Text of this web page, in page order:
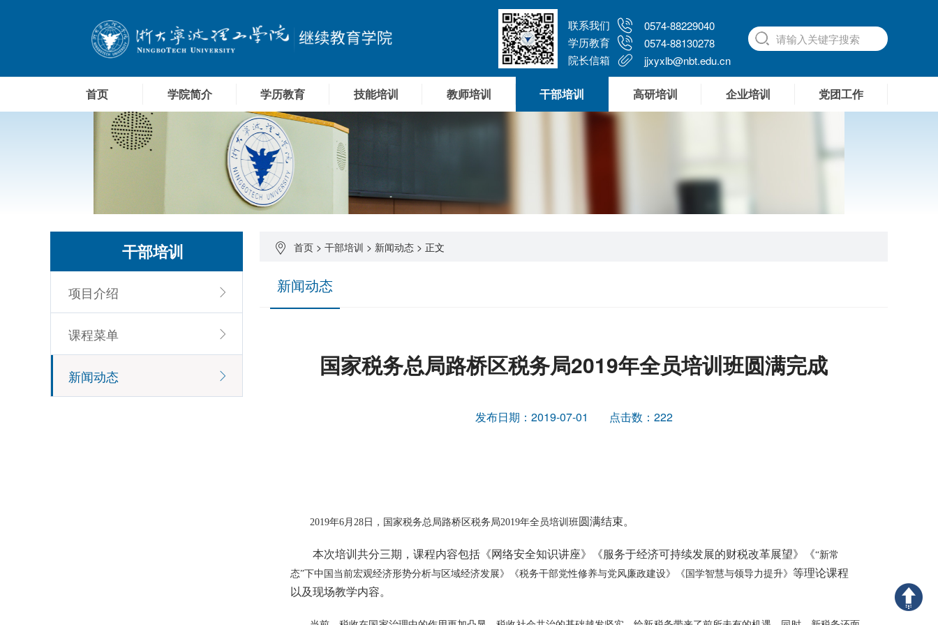
联系我们
0574-88229040
学历教育
0574-88130278
院长信箱
jjxyxlb@nbt.edu.cn
首页 学院简介 学历教育 技能培训 教师培训 干部培训 高研培训 企业培训 党团工作
首页 > 干部培训 > 新闻动态 > 正文
新闻动态
国家税务总局路桥区税务局2019年全员培训班圆满完成
发布日期：2019-07-01 点击数： 222
2019年6月28日，国家税务总局路桥区税务局2019年全员培训班圆满结束。
本次培训 共分三期 ， 课程内容包括《网络安全知识讲座》《服务于经济可持续发展的财税改革展望》《“新常
态”下中国当前宏观经济形势分析与区域经济发展》《税务干部党性修养与党风廉政建设》《国学智慧与领导力提升》 等理论课程
以及现场教学内容。
干部培训
项目介绍
课程菜单
新闻动态